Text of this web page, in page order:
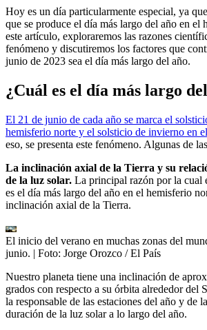
Hoy es un día particularmente especial, ya
que se produce el día más largo del año en el
este artículo, exploraremos las razones
fenómeno y discutiremos los factores que
junio de 2023 sea el día más largo del año.
¿Cuál es el día más largo
El 21 de junio de cada año se marca el
hemisferio norte y el solsticio de invierno en
eso, se presenta este fenómeno. Algunas de
La inclinación axial de la Tierra y su
de la luz solar. La principal razón por la cual
es el día más largo del año en el hemisferio
inclinación axial de la Tierra.
El inicio del verano en muchas zonas del
junio. | Foto: Jorge Orozco / El País
Nuestro planeta tiene una inclinación de
grados con respecto a su órbita alrededor del
la responsable de las estaciones del año y de
duración de la luz solar a lo largo del año.